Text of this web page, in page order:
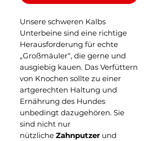
Unsere schweren Kalbs
Unterbeine sind eine richtige
Herausforderung für echte
„Großmäuler“, die gerne und
ausgiebig kauen. Das Verfüttern
von Knochen sollte zu einer
artgerechten Haltung und
Ernährung des Hundes
unbedingt dazugehören. Sie
sind nicht nur
nützliche Zahnputzerund